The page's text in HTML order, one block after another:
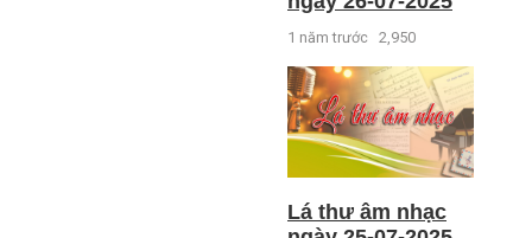
1 năm trước 2,950
Lá thư âm nhạc